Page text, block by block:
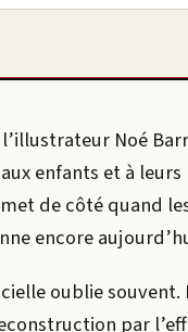
Noé
enfants et à leurs
de côté quand
encore
oublie souvent.
par